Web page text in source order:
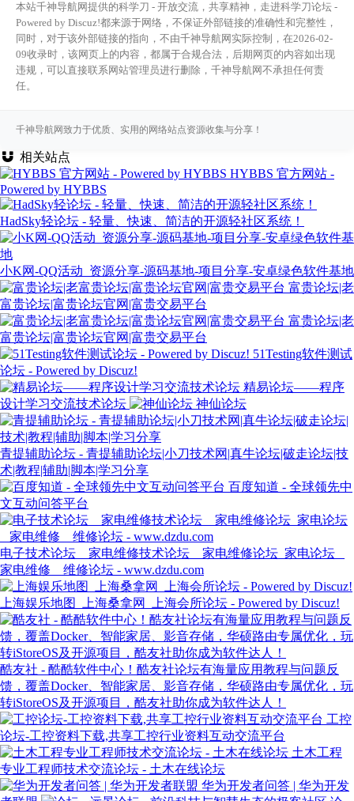
本站千神导航网提供的科学刀 - 开放交流，共享精神，走进科学刀论坛 -
Powered by Discuz!都来源于网络，不保证外部链接的准确性和完整性，
同时，对于该外部链接的指向，不由千神导航网实际控制，在2026-02-
09收录时，该网页上的内容，都属于合规合法，后期网页的内容如出现
违规，可以直接联系网站管理员进行删除，千神导航网不承担任何责
任。
千神导航网致力于优质、实用的网络站点资源收集与分享！
相关站点
HYBBS 官方网站 -
Powered by HYBBS
HadSky轻论坛 - 轻量、快速、简洁的开源轻社区系统！
小K网-QQ活动_资源分享-源码基地-项目分享-安卓绿色软件基地
富贵论坛|老
富贵论坛|富贵论坛官网|富贵交易平台
富贵论坛|老
富贵论坛|富贵论坛官网|富贵交易平台
51Testing软件测试
论坛 - Powered by Discuz!
精易论坛——程序
设计学习交流技术论坛
神仙论坛
青提辅助论坛 - 青提辅助论坛|小刀技术网|真牛论坛|破走论坛|技
术|教程|辅助|脚本|学习分享
百度知道 - 全球领先中
文互动问答平台
电子技术论坛 _ 家电维修技术论坛 _ 家电维修论坛_家电论坛 _
家电维修 _ 维修论坛 - www.dzdu.com
上海娱乐地图_上海桑拿网_上海会所论坛 - Powered by Discuz!
酷友社 - 酷酷软件中心！酷友社论坛有海量应用教程与问题反
馈，覆盖Docker、智能家居、影音存储，华硕路由专属优化，玩
转iStoreOS及开源项目，酷友社助你成为软件达人！
工控
论坛-工控资料下载,共享工控行业资料互动交流平台
土木工程
专业工程师技术交流论坛 - 土木在线论坛
华为开发者问答 | 华为开发